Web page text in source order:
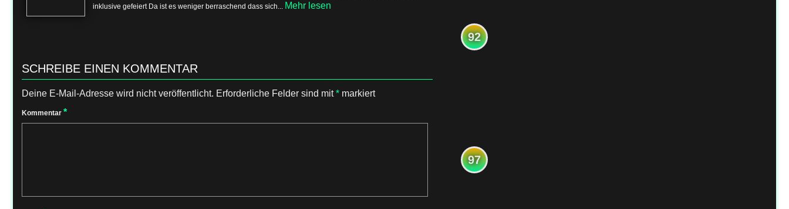
inklusive gefeiert Da ist es weniger berraschend dass sich... Mehr lesen
SCHREIBE EINEN KOMMENTAR
Deine E-Mail-Adresse wird nicht veröffentlicht. Erforderliche Felder sind mit* markiert
Kommentar *
92
97